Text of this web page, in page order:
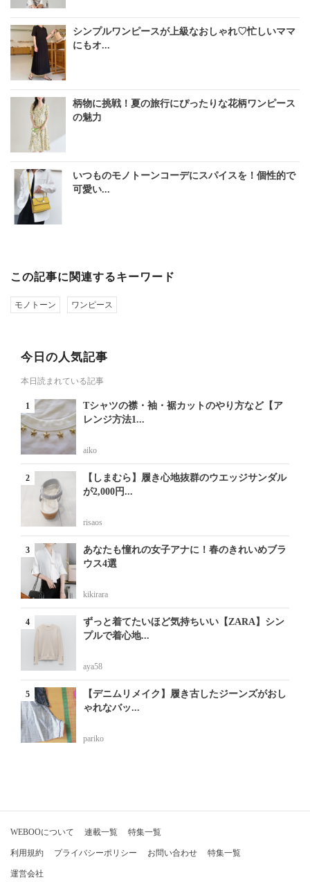
シンプルワンピースが上級なおしゃれ♡忙しいママ
にもオ...
柄物に挑戦！夏の旅行にぴったりな花柄ワンピース
の魅力
いつものモノトーンコーデにスパイスを！個性的で
可愛い...
この記事に関連するキーワード
モノトーン ワンピース
今日の人気記事
本日読まれている記事
Tシャツの襟・袖・裾カットのやり方など【ア
レンジ方法1...
aiko
【しまむら】履き心地抜群のウエッジサンダル
が2,000円...
risaos
あなたも憧れの女子アナに！春のきれいめブラ
ウス4選
kikirara
ずっと着てたいほど気持ちいい【ZARA】シン
プルで着心地...
aya58
【デニムリメイク】履き古したジーンズがおし
ゃれなバッ...
pariko
WEBOOについて 連載一覧 特集一覧
利用規約 プライバシーポリシー お問い合わせ 特集一覧
運営会社